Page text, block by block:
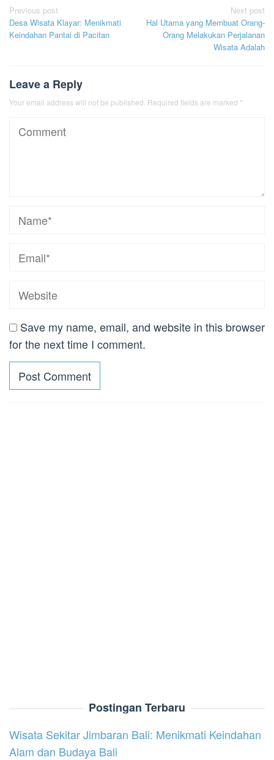
Post
navigation
Previous post
Desa Wisata Klayar: Menikmati
Keindahan Pantai di Pacitan
Next post
Hal Utama yang Membuat Orang-
Orang Melakukan Perjalanan
Wisata Adalah
Leave a Reply
Your email address will not be published. Required fields are marked *
Save my name, email, and website in this browser
for the next time I comment.
Postingan Terbaru
Wisata Sekitar Jimbaran Bali: Menikmati Keindahan
Alam dan Budaya Bali